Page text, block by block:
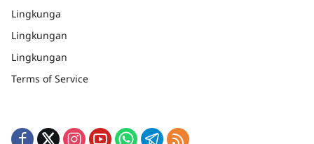
Lingkunga
Lingkungan
Lingkungan
Terms of Service